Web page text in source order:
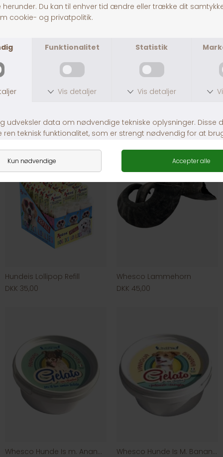
Hundeis Lollipop Refill
DKK 35,00
Whesco Lammehorn
DKK 45,00
Whesco Hunde Is m. Ananas & Gulerod
Whesco Hunde Is M. Banan & Vanilje